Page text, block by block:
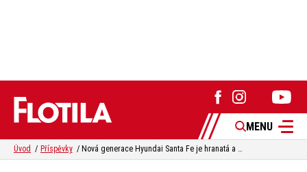
MENU
Úvod Příspěvky Nová generace Hyundai Santa Fe je hranatá a odvážná